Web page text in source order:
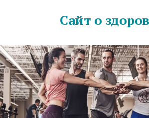
Сайт о